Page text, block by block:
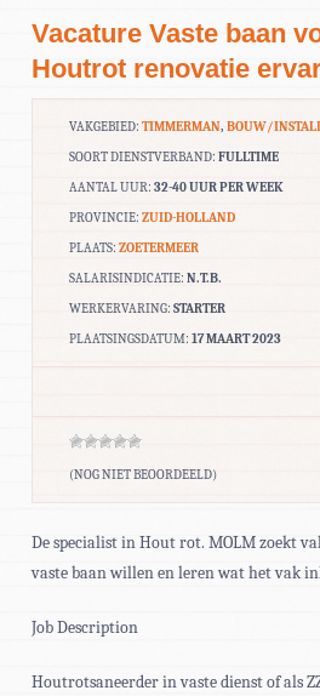
Vacature Vaste baan
Houtrot renovatie
VAKGEBIED: TIMMERMAN, BOUW/
SOORT DIENSTVERBAND: FULLTIME
AANTAL UUR: 32-40 UUR PER WEEK
PROVINCIE: ZUID-HOLLAND
PLAATS: ZOETERMEER
SALARISINDICATIE: N.T.B.
WERKERVARING: STARTER
PLAATSINGSDATUM: 17 MAART 2023
(NOG NIET BEOORDEELD)
De specialist in Hout rot. MOLM zoekt
vaste baan willen en leren wat het vak
Job Description
Houtrotsaneerder in vaste dienst of als